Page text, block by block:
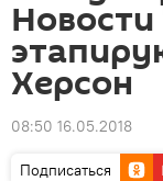
Херсон
08:50 16.05.2018
Подписаться